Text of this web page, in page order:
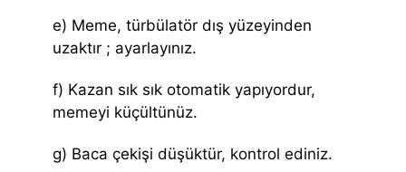
e) Meme, türbülatör dış yüzeyinden
uzaktır ; ayarlayınız.
f) Kazan sık sık otomatik yapıyordur,
memeyi küçültünüz.
g) Baca çekişi düşüktür, kontrol ediniz.